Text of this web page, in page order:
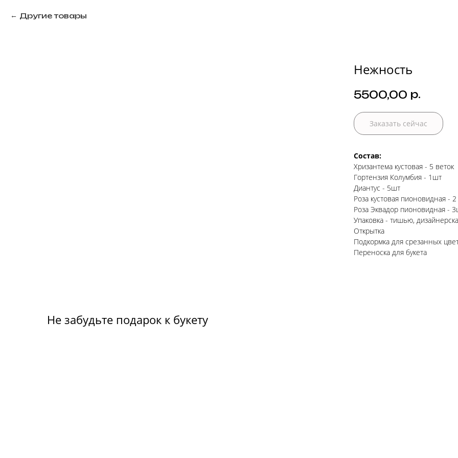
Другие товары
Нежность
5500,00 р.
Заказать сейчас
Состав:
Хризантема кустовая - 5 веток
Гортензия Колумбия - 1шт
Диантус - 5шт
Роза кустовая пионовидная - 2
Роза Эквадор пионовидная -
Упаковка - тишью,
Открытка
Подкормка для срезанных
Переноска для букета
Не забудьте подарок к букету